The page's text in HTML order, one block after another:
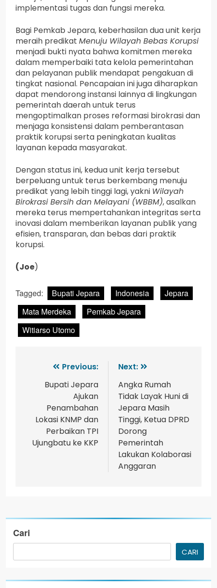
implementasi tugas dan fungsi mereka.
Bagi Pemkab Jepara, keberhasilan dua unit kerja
meraih predikat Menuju Wilayah Bebas Korupsi
menjadi bukti nyata bahwa komitmen mereka
dalam memperbaiki tata kelola pemerintahan
dan pelayanan publik mendapat pengakuan di
tingkat nasional. Pencapaian ini juga diharapkan
dapat mendorong instansi lainnya di lingkungan
pemerintah daerah untuk terus
mengoptimalkan proses reformasi birokrasi dan
menjaga konsistensi dalam pemberantasan
praktik korupsi serta peningkatan kualitas
layanan kepada masyarakat.
Dengan status ini, kedua unit kerja tersebut
berpeluang untuk terus berkembang menuju
predikat yang lebih tinggi lagi, yakni Wilayah
Birokrasi Bersih dan Melayani (WBBM), asalkan
mereka terus mempertahankan integritas serta
inovasi dalam memberikan layanan publik yang
efisien, transparan, dan bebas dari praktik
korupsi.
(Joe)
Tagged: Bupati Jepara Indonesia
Jepara
Mata Merdeka
Pemkab Jepara
Witiarso Utomo
Previous:
Bupati Jepara
Ajukan
Penambahan
Lokasi KNMP dan
Perbaikan TPI
Ujungbatu ke KKP
Next:
Angka Rumah
Tidak Layak Huni di
Jepara Masih
Tinggi, Ketua DPRD
Dorong
Pemerintah
Lakukan Kolaborasi
Anggaran
Cari
CARI